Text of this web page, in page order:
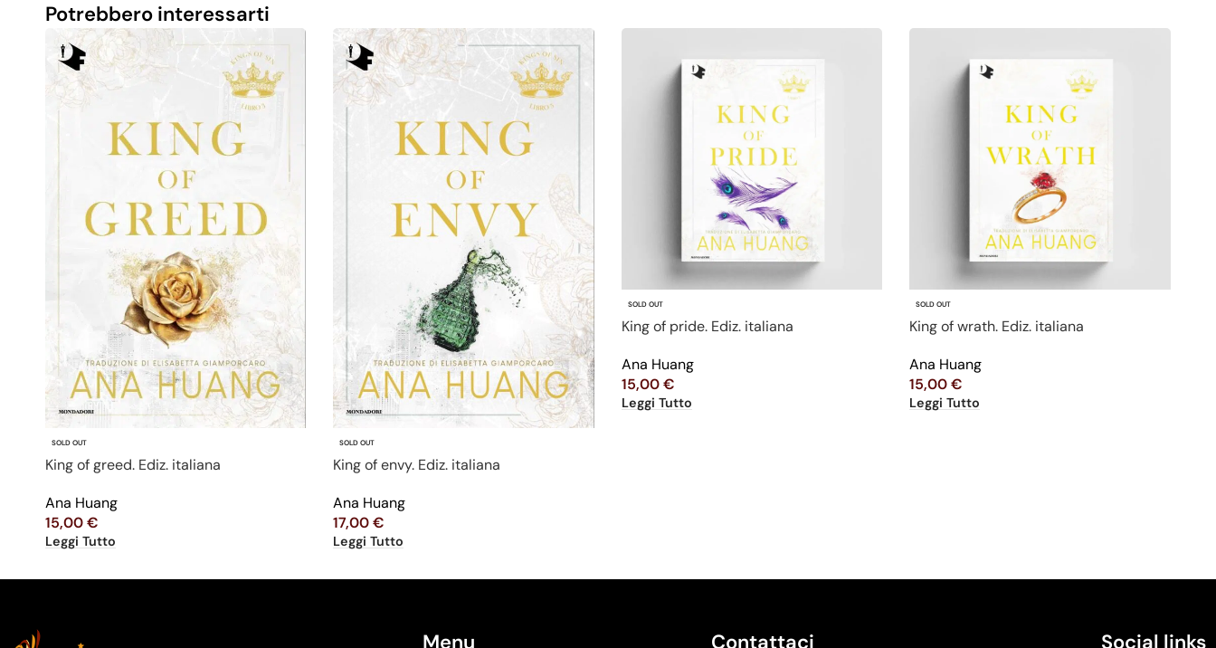
Potrebbero interessarti
SOLD OUT
King of greed. Ediz. italiana
Ana Huang
15,00€
Leggi Tutto
SOLD OUT
King of envy. Ediz. italiana
Ana Huang
17,00€
Leggi Tutto
SOLD OUT
King of pride. Ediz. italiana
Ana Huang
15,00€
Leggi Tutto
SOLD OUT
King of wrath. Ediz. italiana
Ana Huang
15,00€
Leggi Tutto
Menu Contattaci Social links